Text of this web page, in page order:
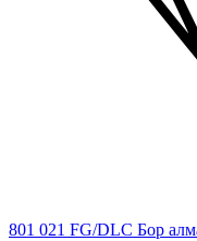
801 021 FG/DLC Бор